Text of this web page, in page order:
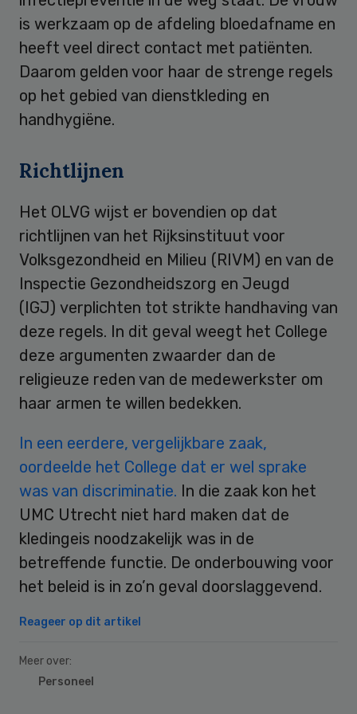
is werkzaam op de afdeling bloedafname en
heeft veel direct contact met patiënten.
Daarom gelden voor haar de strenge regels
op het gebied van dienstkleding en
handhygiëne.
Richtlijnen
Het OLVG wijst er bovendien op dat
richtlijnen van het Rijksinstituut voor
Volksgezondheid en Milieu (RIVM) en van de
Inspectie Gezondheidszorg en Jeugd
(IGJ) verplichten tot strikte handhaving van
deze regels. In dit geval weegt het College
deze argumenten zwaarder dan de
religieuze reden van de medewerkster om
haar armen te willen bedekken.
In een eerdere, vergelijkbare zaak,
oordeelde het College dat er wel sprake
was van discriminatie. In die zaak kon het
UMC Utrecht niet hard maken dat de
kledingeis noodzakelijk was in de
betreffende functie. De onderbouwing voor
het beleid is in zo’n geval doorslaggevend.
Reageer op dit artikel
Meer over:
Personeel